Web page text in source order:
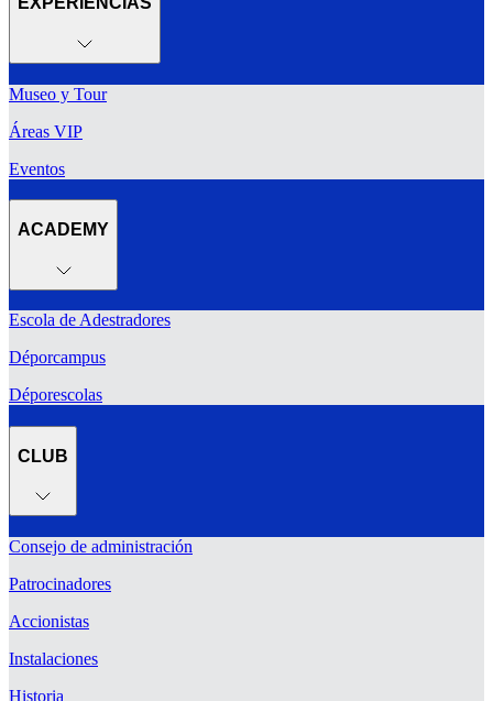
Museo y Tour
Áreas VIP
Eventos
ACADEMY
Escola de Adestradores
Déporcampus
Déporescolas
CLUB
Consejo de administración
Patrocinadores
Accionistas
Instalaciones
Historia